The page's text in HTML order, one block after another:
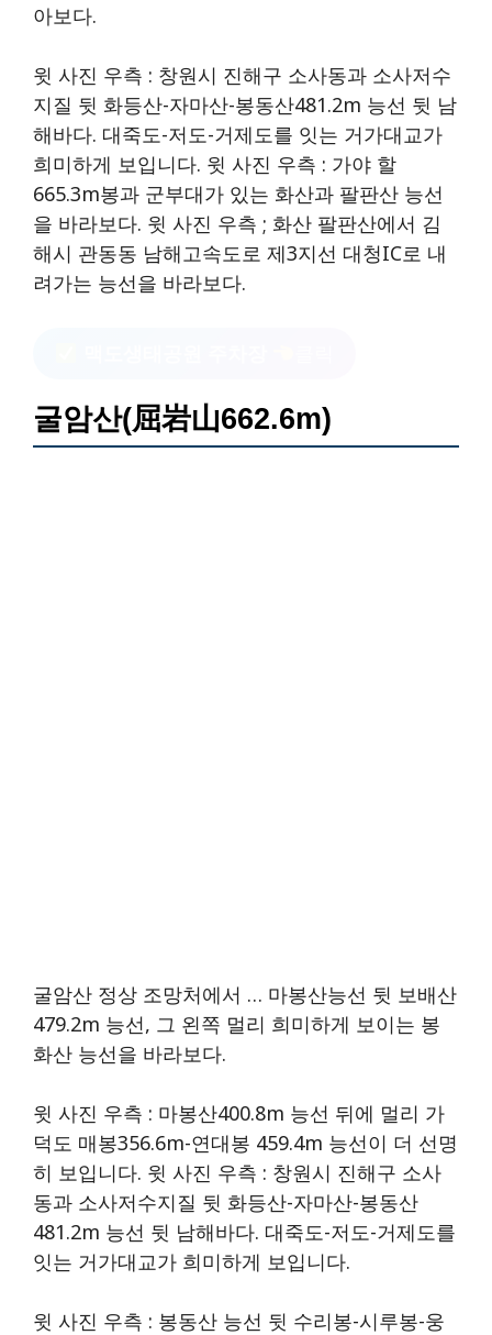
아보다.
윗 사진 우측 : 창원시 진해구 소사동과 소사저수
지질 뒷 화등산-자마산-봉동산481.2m 능선 뒷 남
해바다. 대죽도-저도-거제도를 잇는 거가대교가
희미하게 보입니다. 윗 사진 우측 : 가야 할
665.3m봉과 군부대가 있는 화산과 팔판산 능선
을 바라보다. 윗 사진 우측 ; 화산 팔판산에서 김
해시 관동동 남해고속도로 제3지선 대청IC로 내
려가는 능선을 바라보다.
굴암산(屈岩山662.6m)
굴암산 정상 조망처에서 … 마봉산능선 뒷 보배산
479.2m 능선, 그 왼쪽 멀리 희미하게 보이는 봉
화산 능선을 바라보다.
윗 사진 우측 : 마봉산400.8m 능선 뒤에 멀리 가
덕도 매봉356.6m-연대봉 459.4m 능선이 더 선명
히 보입니다. 윗 사진 우측 : 창원시 진해구 소사
동과 소사저수지질 뒷 화등산-자마산-봉동산
481.2m 능선 뒷 남해바다. 대죽도-저도-거제도를
잇는 거가대교가 희미하게 보입니다.
윗 사진 우측 : 봉동산 능선 뒷 수리봉-시루봉-웅